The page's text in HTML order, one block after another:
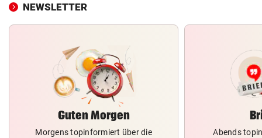
NEWSLETTER
Guten Morgen
Morgens topinformiert über die
Abends